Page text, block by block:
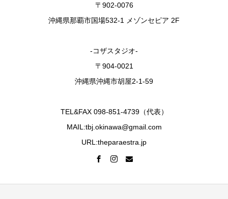
〒902-0076
沖縄県那覇市国場532-1 メゾンセピア 2F
-コザスタジオ-
〒904-0021
沖縄県沖縄市胡屋2-1-59
TEL&FAX 098-851-4739（代表）
MAIL:tbj.okinawa@gmail.com
URL:theparaestra.jp